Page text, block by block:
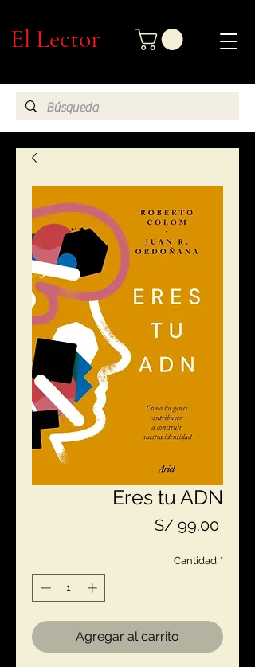
El Lector
Eres tu ADN
S/ 99.00Precio
Cantidad *
Agregar al carrito